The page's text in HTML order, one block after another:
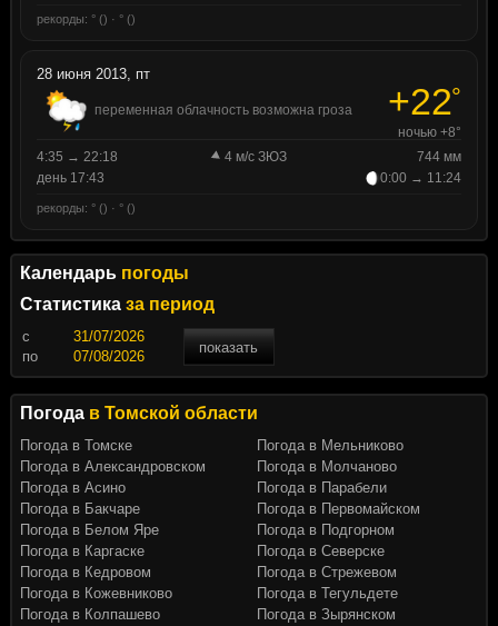
рекорды: ° () · ° ()
28 июня 2013, пт
переменная облачность возможна гроза +22°
ночью +8°
4:35 → 22:18
4 м/с ЗЮЗ
744 мм
день 17:43
0:00 → 11:24
рекорды: ° () · ° ()
Календарь погоды
Статистика за период
c
показать
по
Погода в Томской области
Погода в Томске
Погода в Александровском
Погода в Асино
Погода в Бакчаре
Погода в Белом Яре
Погода в Каргаске
Погода в Кедровом
Погода в Кожевниково
Погода в Колпашево
Погода в Мельниково
Погода в Молчаново
Погода в Парабели
Погода в Первомайском
Погода в Подгорном
Погода в Северске
Погода в Стрежевом
Погода в Тегульдете
Погода в Зырянском